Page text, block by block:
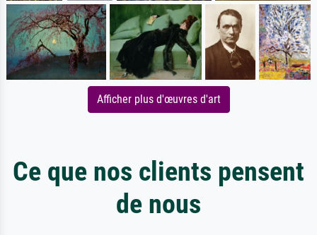
Afficher plus d'œuvres d'art
Ce que nos clients pensent
de nous